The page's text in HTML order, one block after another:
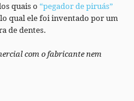
quais o “pegador de piruás”
qual ele foi inventado por um
de dentes.
com o fabricante nem